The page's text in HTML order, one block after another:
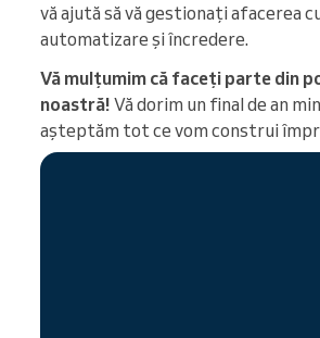
vă ajută să vă gestionați afacerea
automatizare și încredere.
Vă mulțumim că faceți parte din
noastră! Vă dorim un final de an
așteptăm tot ce vom construi